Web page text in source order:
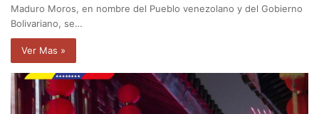
Maduro Moros, en nombre del Pueblo venezolano y del Gobierno
Bolivariano, se…
Ver Mas »